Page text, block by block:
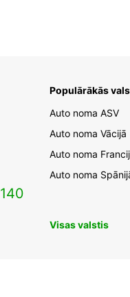
140
Populārākās
Auto noma ASV
Auto noma Vācijā
Auto noma
Auto noma
Visas valstis